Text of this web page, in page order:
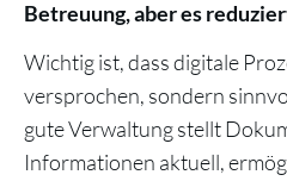
Betreuung, aber es
Wichtig ist, dass digitale
versprochen, sondern
gute Verwaltung stellt
Informationen aktuell,